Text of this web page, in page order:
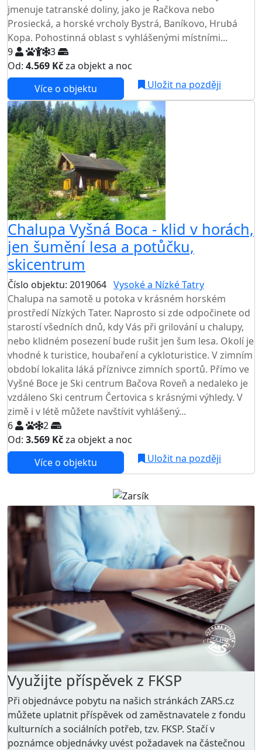
jmenuje tatranské doliny, jako je Račkova nebo
Prosiecká, a horské vrcholy Bystrá, Baníkovo, Hrubá
Kopa. Pohostinná oblast s vyhlášenými místními...
9
3
Od: 4.569 Kčza objekt a noc
Více o objektu
Uložit na později
Chalupa Vyšná Boca - klid v horách,
jen šumění lesa a potůčku,
skicentrum
Číslo objektu: 2019064 Vysoké a Nízké Tatry
Chalupa na samotě u potoka v krásném horském
prostředí Nízkých Tater. Naprosto si zde odpočinete od
starostí všedních dnů, kdy Vás při grilování u chalupy,
nebo klidném posezení bude rušit jen šum lesa. Okolí je
vhodné k turistice, houbaření a cykloturistice. V zimním
období lokalita láká příznivce zimních sportů. Přímo ve
Vyšné Boce je Ski centrum Bačova Roveň a nedaleko je
vzdáleno Ski centrum Čertovica s krásnými výhledy. V
zimě i v létě můžete navštívit vyhlášený...
6
2
Od: 3.569 Kčza objekt a noc
Více o objektu
Uložit na později
Využijte příspěvek z FKSP
Při objednávce pobytu na našich stránkách ZARS.cz
můžete uplatnit příspěvek od zaměstnavatele z fondu
kulturních a sociálních potřeb, tzv. FKSP. Stačí v
poznámce objednávky uvést požadavek na částečnou